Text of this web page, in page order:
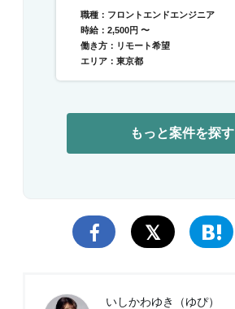
職種：フロントエンドエンジニア
時給：2,500円 〜
働き方：リモート希望
エリア：東京都
もっと案件を探す
いしかわゆき（ゆぴ）